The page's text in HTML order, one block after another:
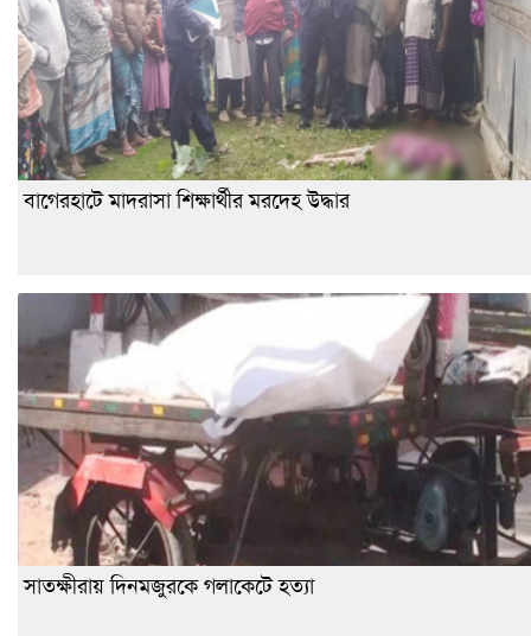
বাগেরহাটে মাদরাসা শিক্ষার্থীর মরদেহ উদ্ধার
সাতক্ষীরায় দিনমজুরকে গলাকেটে হত্যা